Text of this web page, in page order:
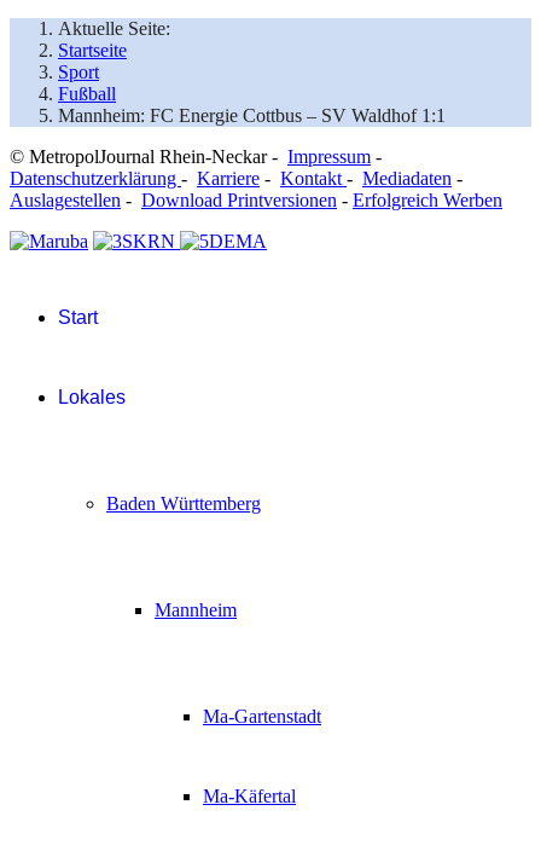
Aktuelle Seite:
Startseite
Sport
Fußball
Mannheim: FC Energie Cottbus – SV Waldhof 1:1
© MetropolJournal Rhein-Neckar - Impressum -
Datenschutzerklärung - Karriere - Kontakt - Mediadaten -
Auslagestellen - Download Printversionen - Erfolgreich Werben
Start
Lokales
Baden Württemberg
Mannheim
Ma-Gartenstadt
Ma-Käfertal